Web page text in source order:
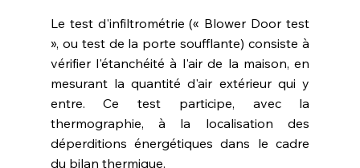
Le test d'infiltrométrie (« Blower Door test
», ou test de la porte soufflante) consiste à
vérifier l'étanchéité à l'air de la maison, en
mesurant la quantité d'air extérieur qui y
entre. Ce test participe, avec la
thermographie, à la localisation des
déperditions énergétiques dans le cadre
du bilan thermique.